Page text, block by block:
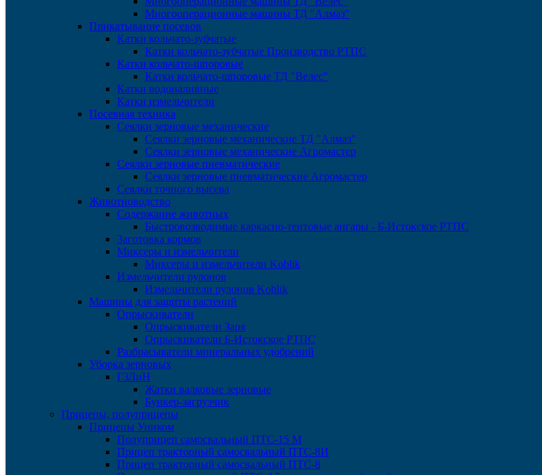
Многооперационные машины ТД "Алмаз"
Прикатывание посевов
Катки кольчато-зубчатые
Катки кольчато-зубчатые Производство РТПС
Катки кольчато-шпоровые
Катки кольчато-шпоровые ТД "Велес"
Катки водоналивные
Катки измельчители
Посевная техника
Сеялки зерновые механические
Сеялки зерновые механические ТД "Алмаз"
Сеялки зерновые механические Агромастер
Сеялки зерновые пневматические
Сеялки зерновые пневматические Агромастер
Сеялки точного высева
Животноводство
Содержание животных
Быстровозводимые каркасно-тентовые ангары - Б-Истокское РТПС
Заготовка кормов
Миксеры и измельчители
Миксеры и измельчители Koblik
Измельчители рулонов
Измельчители рулонов Koblik
Машины для защиты растений
Опрыскиватели
Опрыскиватели Заря
Опрыскиватели Б-Истокское РТПС
Разбрасыватели минеральных удобрений
Уборка зерновых
ГЗЛиН
Жатки валковые зерновые
Бункер-загрузчик
Прицепы, полуприцепы
Прицепы Уником
Полуприцеп самосвальный ПТС-15 М
Прицеп тракторный самосвальный ПТС-8И
Прицеп тракторный самосвальный ПТС-8